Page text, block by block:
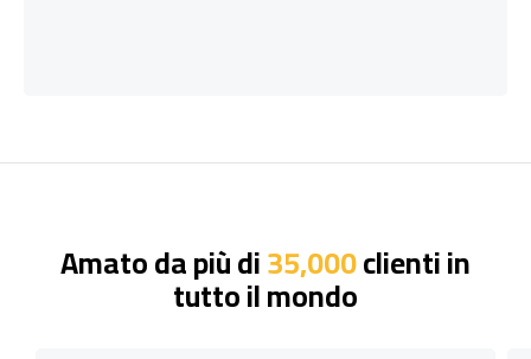
Amato da più di35,000clienti in
tutto il mondo